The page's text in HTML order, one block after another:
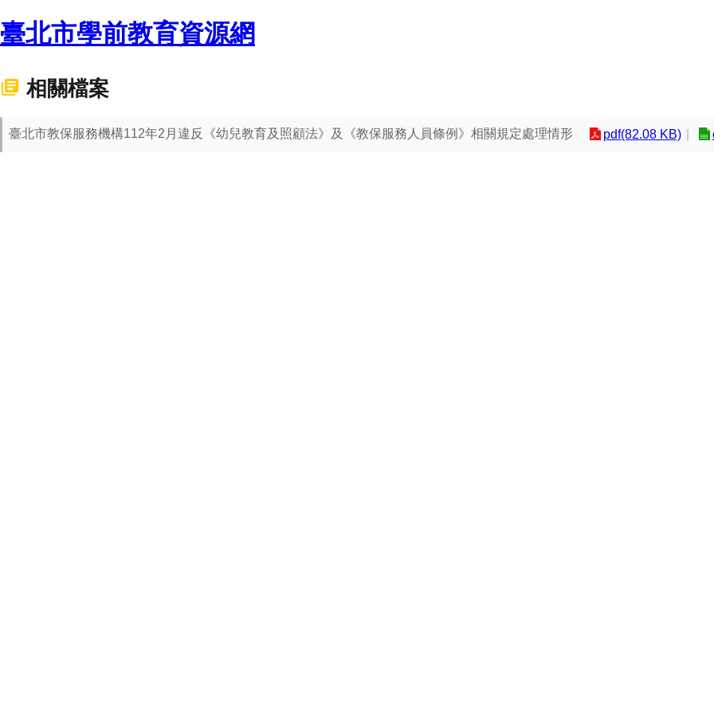
臺北市學前教育資源網
相關檔案
臺北市教保服務機構112年2月違反《幼兒教育及照顧法》及《教保服務人員條例》相關規定處理情形 pdf(82.08 KB)